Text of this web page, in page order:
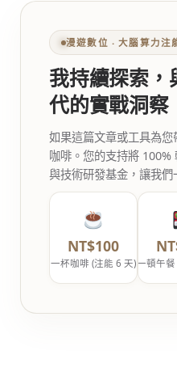
漫遊數位 ‧ 大腦算力注
我持續探索
代的實戰洞察
如果這篇文章或工具為
咖啡。您的支持將 100%
與技術研發基金，讓我們
NT$100
一杯咖啡 (注能 6 天) 一頓午